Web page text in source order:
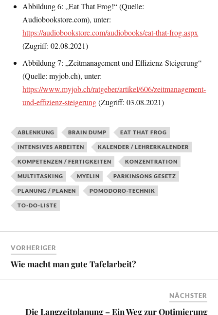
Abbildung 6: „Eat That Frog!“ (Quelle:
Audiobookstore.com), unter:
https://audiobookstore.com/audiobooks/eat-that-frog.aspx
(Zugriff: 02.08.2021)
Abbildung 7: „Zeitmanagement und Effizienz-Steigerung“
(Quelle: myjob.ch), unter:
https://www.myjob.ch/ratgeber/artikel/606/zeitmanagement-
und-effizienz-steigerung(Zugriff: 03.08.2021)
ABLENKUNG BRAIN DUMP EAT THAT FROG
INTENSIVES ARBEITEN KALENDER / LEHRERKALENDER
KOMPETENZEN / FERTIGKEITEN KONZENTRATION
MULTITASKING MYELIN PARKINSONS GESETZ
PLANUNG / PLANEN POMODORO-TECHNIK
TO-DO-LISTE
VORHERIGER
Wie macht man gute Tafelarbeit?
NÄCHSTER
Die Langzeitplanung – Ein Weg zur Optimierung